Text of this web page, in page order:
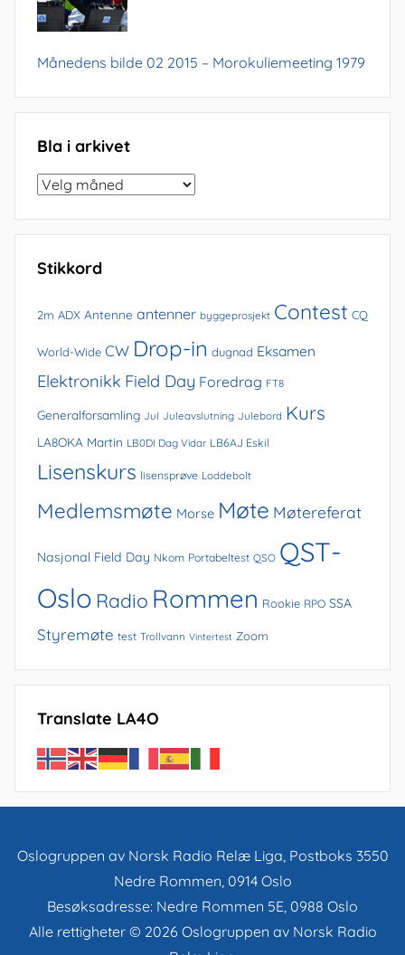
Månedens bilde 02 2015 – Morokuliemeeting 1979
Bla i arkivet
Bla
arkivet
Stikkord
2m ADX Antenne antenner byggeprosjekt Contest CQ
World-Wide CW Drop-in dugnad Eksamen
Elektronikk Field Day Foredrag FT8
Generalforsamling Jul Juleavslutning Julebord Kurs
LA8OKA Martin LB0DI Dag Vidar LB6AJ Eskil
Lisenskurs lisensprøve Loddebolt
Medlemsmøte Morse Møte Møtereferat
Nasjonal Field Day Nkom Portabeltest QSO QST-
Oslo Radio Rommen Rookie RPO SSA
Styremøte test Trollvann Vintertest Zoom
Translate LA4O
Oslogruppen av Norsk Radio Relæ Liga, Postboks 3550
Nedre Rommen, 0914 Oslo
Besøksadresse: Nedre Rommen 5E, 0988 Oslo
Alle rettigheter © 2026 Oslogruppen av Norsk Radio